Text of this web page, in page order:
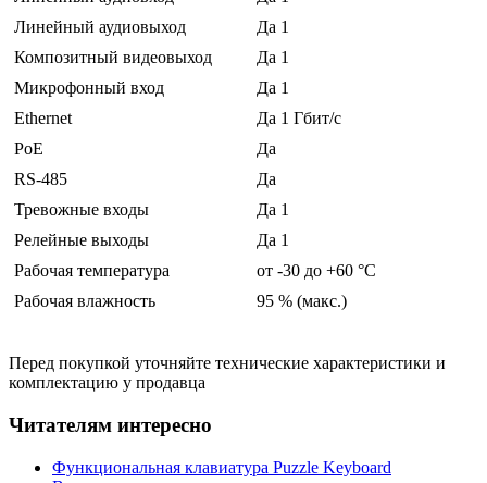
Линейный аудиовыход
Да 1
Композитный видеовыход
Да 1
Микрофонный вход
Да 1
Ethernet
Да 1 Гбит/с
PoE
Да
RS-485
Да
Тревожные входы
Да 1
Релейные выходы
Да 1
Рабочая температура
от -30 до +60 °С
Рабочая влажность
95 % (макс.)
Перед покупкой уточняйте технические характеристики и
комплектацию у продавца
Читателям интересно
Функциональная клавиатура Puzzle Keyboard